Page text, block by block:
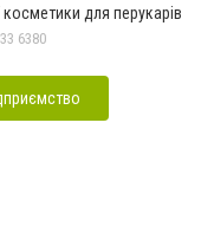
для перукарів
6380